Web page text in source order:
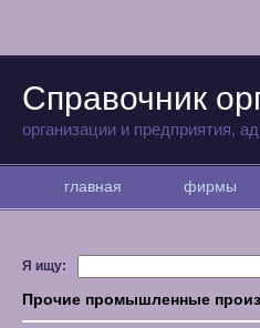
Справочник
организации и предприятия,
главная фирмы
Я ищу:
Прочие промышленные